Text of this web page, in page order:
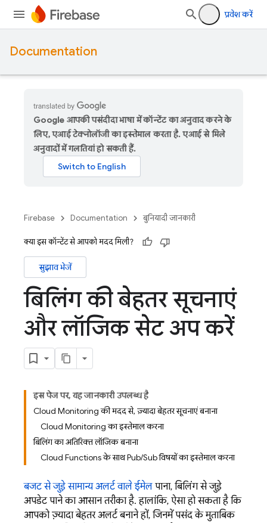
प्रवेश करें
Documentation
Google आपकी पसंदीदा भाषा में कॉन्टेंट का अनुवाद करने के
लिए, एआई टेक्नोलॉजी का इस्तेमाल करता है. एआई से मिले
अनुवादों में गलतियां हो सकती हैं.
Firebase Documentation बुनियादी जानकारी
क्या इस कॉन्टेंट से आपको मदद मिली?
सुझाव भेजें
बिलिंग की बेहतर सूचनाएं
और लॉजिक सेट अप करें
इस पेज पर, यह जानकारी उपलब्ध है
Cloud Monitoring की मदद से, ज़्यादा बेहतर सूचनाएं बनाना
Cloud Monitoring का इस्तेमाल करना
बिलिंग का अतिरिक्त लॉजिक बनाना
Cloud Functions के साथ Pub/Sub विषयों का इस्तेमाल करना
बजट से जुड़े सामान्य अलर्ट वाले ईमेल पाना, बिलिंग से जुड़े
अपडेट पाने का आसान तरीका है. हालांकि, ऐसा हो सकता है कि
आपको ज़्यादा बेहतर अलर्ट बनाने हों, जिनमें पसंद के मुताबिक